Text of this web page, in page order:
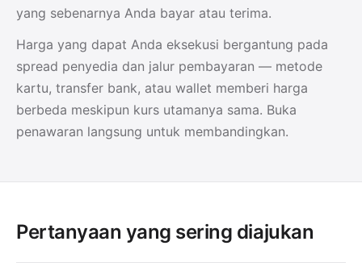
yang sebenarnya Anda bayar atau terima.
Harga yang dapat Anda eksekusi bergantung pada
spread penyedia dan jalur pembayaran — metode
kartu, transfer bank, atau wallet memberi harga
berbeda meskipun kurs utamanya sama. Buka
penawaran langsung untuk membandingkan.
Pertanyaan yang sering diajukan